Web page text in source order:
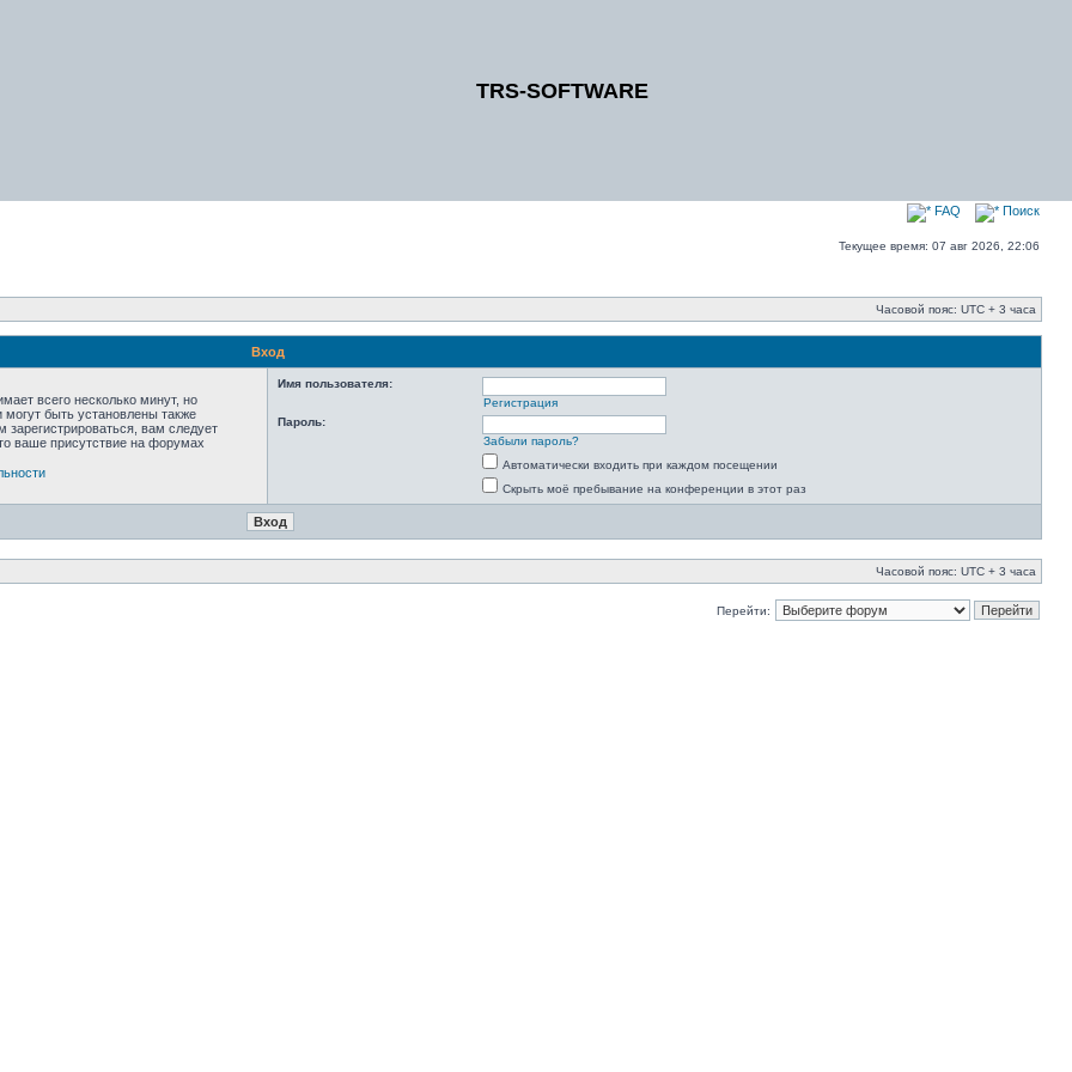
TRS-SOFTWARE
FAQ Поиск
Текущее время: 07 авг 2026, 22:06
Часовой пояс: UTC + 3 часа
Вход
всего несколько минут, но
быть установлены также
зарегистрироваться, вам следует
ваше присутствие на форумах
Имя пользователя:
Регистрация
Пароль:
Забыли пароль?
Автоматически входить при каждом посещении
Скрыть моё пребывание на конференции в этот раз
Часовой пояс: UTC + 3 часа
Перейти: